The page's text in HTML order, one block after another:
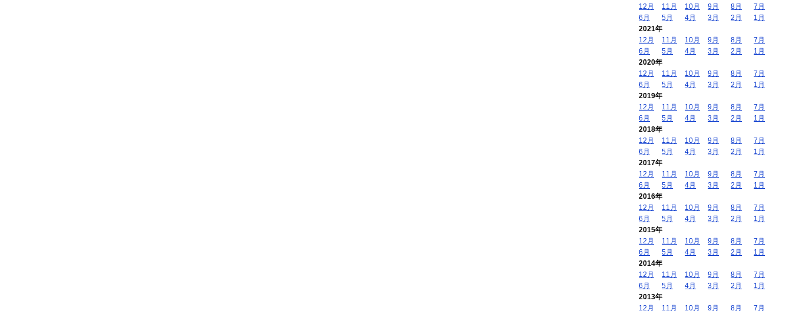
12月
11月 10月 9月 8月
7月
6月
5月 4月 3月 2月
1月
2021年
12月
11月 10月 9月 8月
7月
6月
5月 4月 3月 2月
1月
2020年
12月
11月 10月 9月 8月
7月
6月
5月 4月 3月 2月
1月
2019年
12月
11月 10月 9月 8月
7月
6月
5月 4月 3月 2月
1月
2018年
12月
11月 10月 9月 8月
7月
6月
5月 4月 3月 2月
1月
2017年
12月
11月 10月 9月 8月
7月
6月
5月 4月 3月 2月
1月
2016年
12月
11月 10月 9月 8月
7月
6月
5月 4月 3月 2月
1月
2015年
12月
11月 10月 9月 8月
7月
6月
5月 4月 3月 2月
1月
2014年
12月
11月 10月 9月 8月
7月
6月
5月 4月 3月 2月
1月
2013年
12月
11月 10月 9月 8月 7月